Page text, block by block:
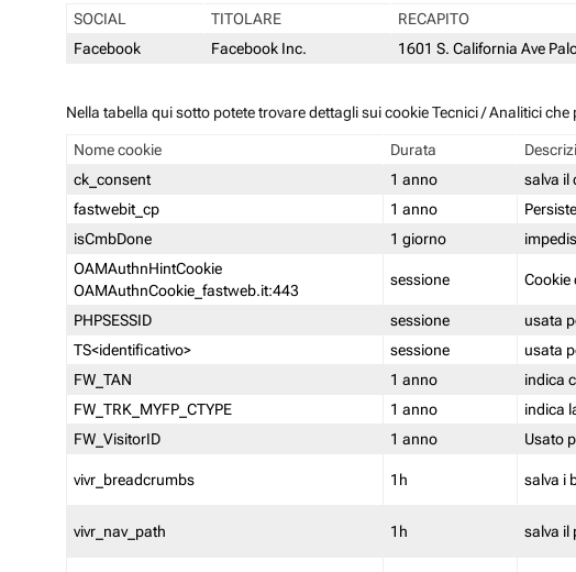
SOCIAL TITOLARE RECAPITO
Facebook
Facebook Inc. 1601 S. California Ave
Nella tabella qui sotto potete trovare dettagli sui cookie Tecnici / Analitici
Nome cookie Durata
ck_consent
1 anno
salva il
fastwebit_cp
1 anno
isCmbDone
1 giorno
OAMAuthnHintCookie
OAMAuthnCookie_fastweb.it:443
sessione Cookie
PHPSESSID sessione
usata
TS<identificativo>
sessione
usata
FW_TAN
1 anno
indica
FW_TRK_MYFP_CTYPE
1 anno
indica
FW_VisitorID
1 anno Usato
vivr_breadcrumbs 1h salva i
vivr_nav_path 1h salva il